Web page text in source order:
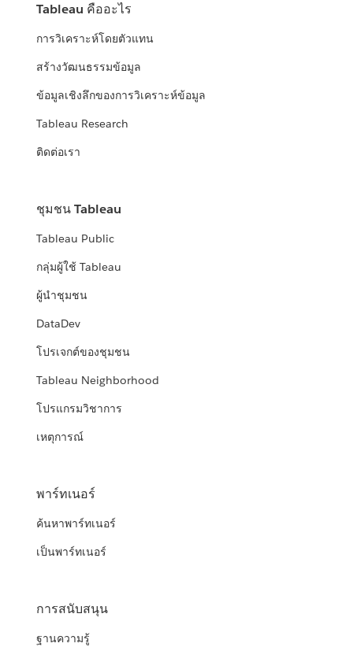
Tableau คืออะไร
การวิเคราะห์โดยตัวแทน
สร้างวัฒนธรรมข้อมูล
ข้อมูลเชิงลึกของการวิเคราะห์ข้อมูล
Tableau Research
ติดต่อเรา
ชุมชน Tableau
Tableau Public
กลุ่มผู้ใช้ Tableau
ผู้นำชุมชน
DataDev
โปรเจกต์ของชุมชน
Tableau Neighborhood
โปรแกรมวิชาการ
เหตุการณ์
พาร์ทเนอร์
ค้นหาพาร์ทเนอร์
เป็นพาร์ทเนอร์
การสนับสนุน
ฐานความรู้